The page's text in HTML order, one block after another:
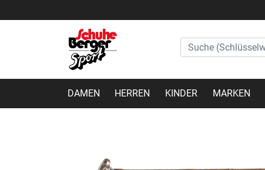
DAMEN HERREN KINDER MARKEN